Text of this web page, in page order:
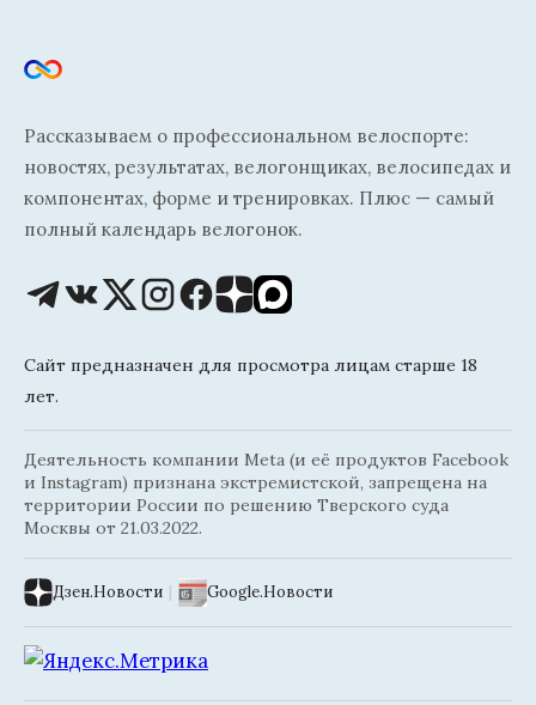
Рассказываем о профессиональном велоспорте:
новостях, результатах, велогонщиках, велосипедах и
компонентах, форме и тренировках. Плюс — самый
полный календарь велогонок.
Сайт предназначен для просмотра лицам старше 18
лет.
Деятельность компании Meta (и её продуктов Facebook
и Instagram) признана экстремистской, запрещена на
территории России по решению Тверского суда
Москвы от 21.03.2022.
Дзен.Новости | Google.Новости